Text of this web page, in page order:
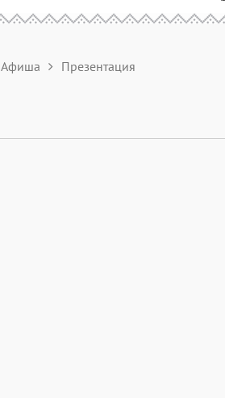
Афиша Презентация